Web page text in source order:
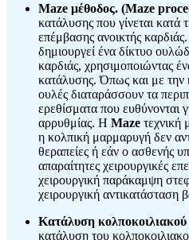
Maze μέθοδος. (Maze
κατάλυσης που γίνεται κατά
επέμβασης ανοικτής
δημιουργεί ένα δίκτυο
καρδιάς, χρησιμοποιώντας
κατάλυσης. Όπως και με
ουλές διαταράσσουν τα
ερεθίσματα που ευθύνονται
αρρυθμίας. Η Maze τεχνική
η κολπική μαρμαρυγή δεν
θεραπείες ή εάν ο ασθενής
απαραίτητες χειρουργικές
χειρουργική παράκαμψη
χειρουργική αντικατάσταση
Κατάλυση
κατάλυση του